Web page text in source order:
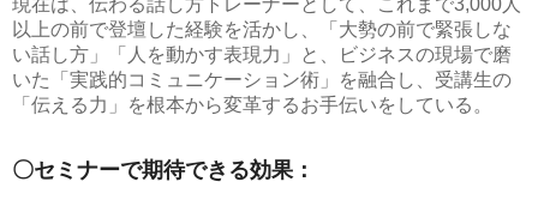
現在は、伝わる話し方トレーナーとして、これまで3,000人
以上の前で登壇した経験を活かし、「大勢の前で緊張しな
い話し方」「人を動かす表現力」と、ビジネスの現場で磨
いた「実践的コミュニケーション術」を融合し、受講生の
「伝える力」を根本から変革するお手伝いをしている。
〇セミナーで期待できる効果：